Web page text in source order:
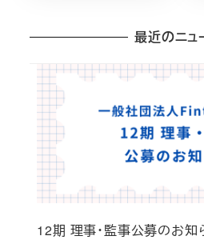
最近のニュ
12期 理事・監事公募のお知